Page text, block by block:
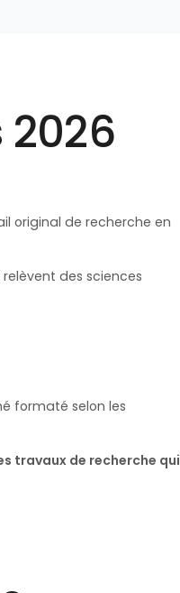
original de recherche en
des sciences
formaté selon les
travaux de recherche qui